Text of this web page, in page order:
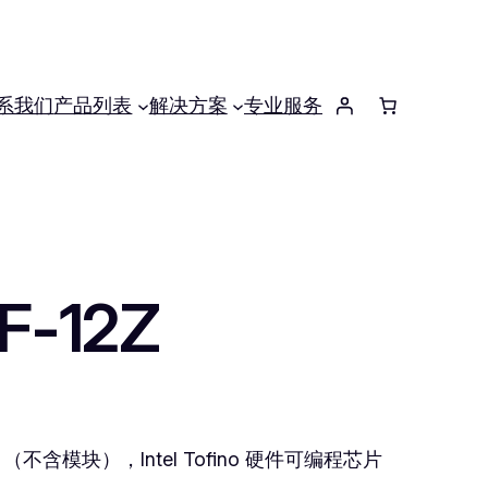
我们产品列表 解决方案 专业服务
12Z
不含模块），Intel Tofino 硬件可编程芯片